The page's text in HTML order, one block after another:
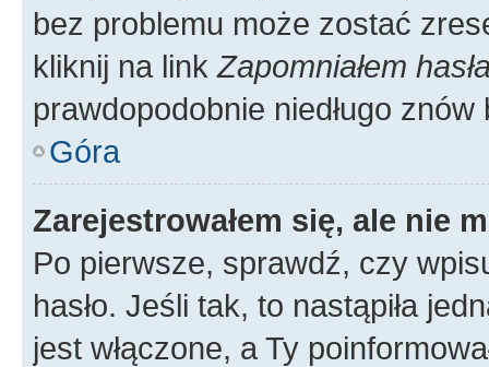
bez problemu może zostać
kliknij na linkZapomniałem
prawdopodobnie niedługo
Góra
Zarejestrowałem się, ale nie
Po pierwsze, sprawdź, czy
hasło. Jeśli tak, to nastąpiła
jest włączone, a Ty